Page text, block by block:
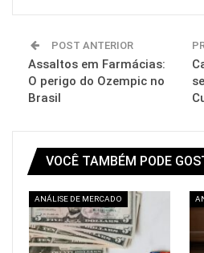
POST ANTERIOR
Assaltos em Farmácias:
O perigo do Ozempic no
Brasil
VOCÊ TAMBÉM PODE
ANÁLISE DE MERCADO